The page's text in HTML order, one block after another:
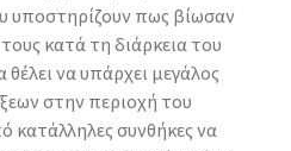
υποστηρίζουν πως βίωσαν
κατά τη διάρκεια του
να υπάρχει μεγάλος
στην περιοχή του
συνθήκες να